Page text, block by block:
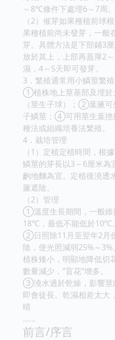
～8℃條件下處理6～7周。
（2）催芽如果種植前球
果種植前尚未發芽，一
芽。具體方法是下部鋪3
放於其上，上部再蓋厚2
濕，4～5天即可發芽。
3．繁殖通常用小鱗莖繁
①植株地上莖基部及埋於
（莖生子球）；②葉腋
子鱗莖；④可用莖生葉扡
種法或組織培養法繁殖。
4．栽培管理
（1）定植定植時間，根
鱗莖的芽長以3～6厘米為
齣地麵為宜。定植後澆透
簾遮陰。
（2）管理
①溫度生長期間，一般維
18℃，最低不能低於10℃。
②日照除11月至翌年2月
陰，使光照減弱25%～
植株矮小，明顯地降低切
數量減少，“盲花”增多。
③澆水過於乾燥，影響莖
即會徒長。乾濕相差太大
晴
……
前言/序言